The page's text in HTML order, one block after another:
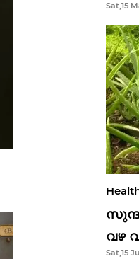
Sat,15
വഴ
Sat,15